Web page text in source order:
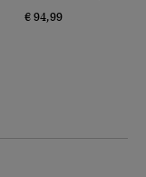
€ 94,99